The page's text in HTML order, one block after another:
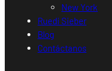
New York
Ruedi Sieber
Blog
Contáctanos